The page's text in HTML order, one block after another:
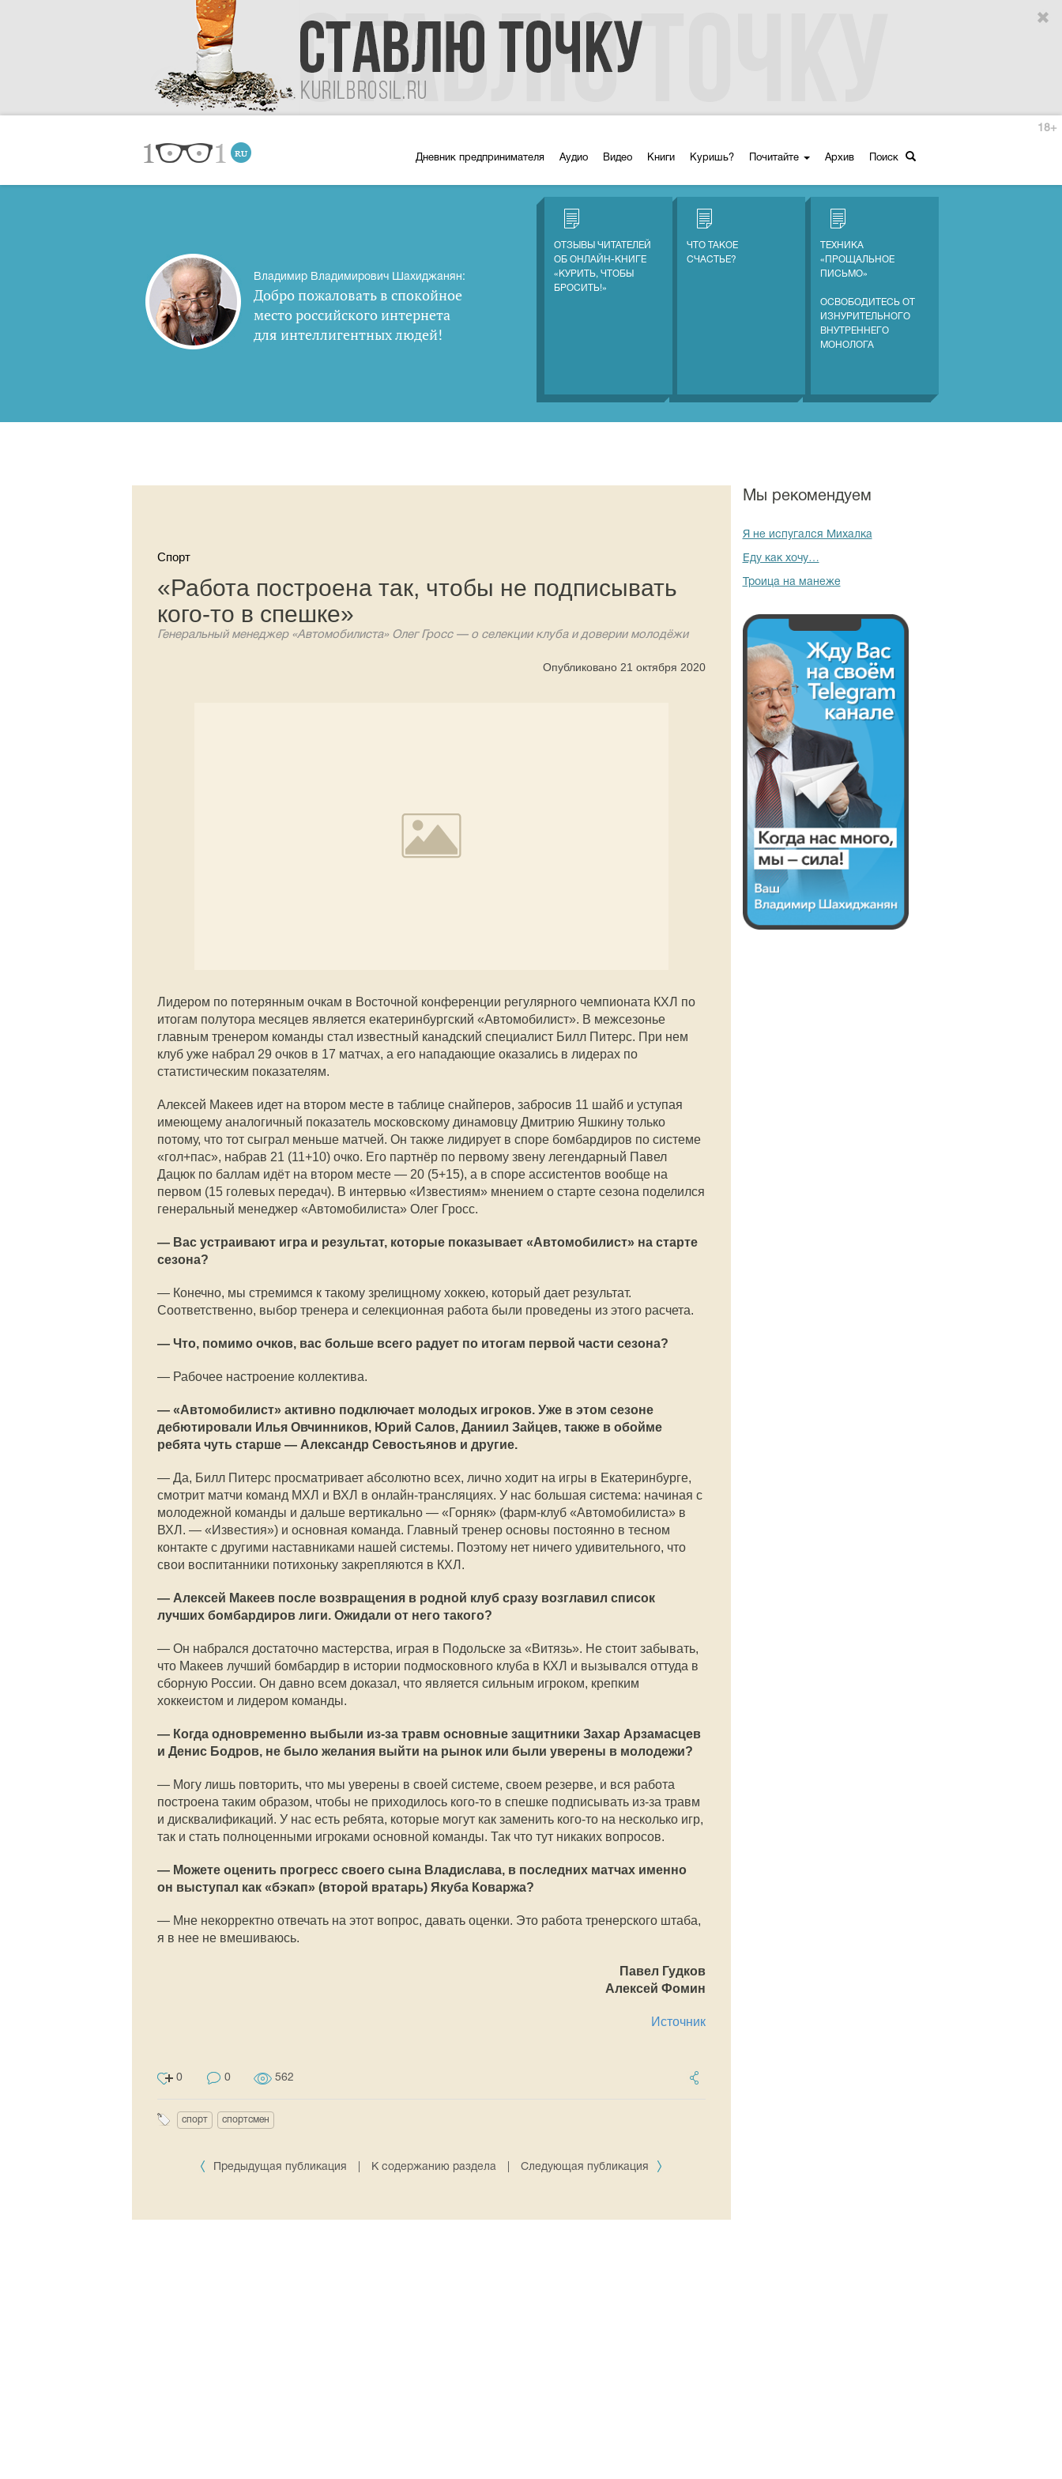
Дневник предпринимателя Аудио Видео Книги Куришь? Почитайте Архив Поиск
18+
Владимир Владимирович Шахиджанян:
Добро пожаловать в спокойное
место российского интернета
для интеллигентных людей!
ОТЗЫВЫ ЧИТАТЕЛЕЙ
ОБ ОНЛАЙН-КНИГЕ
«КУРИТЬ, ЧТОБЫ
БРОСИТЬ!»
ЧТО ТАКОЕ
СЧАСТЬЕ?
ТЕХНИКА
«ПРОЩАЛЬНОЕ
ПИСЬМО»
ОСВОБОДИТЕСЬ ОТ
ИЗНУРИТЕЛЬНОГО
ВНУТРЕННЕГО
МОНОЛОГА
Спорт
«Работа построена так, чтобы не подписывать
кого-то в спешке»
Генеральный менеджер «Автомобилиста» Олег Гросс — о селекции клуба и доверии молодёжи
Опубликовано 21 октября 2020
Лидером по потерянным очкам в Восточной конференции регулярного чемпионата КХЛ по
итогам полутора месяцев является екатеринбургский «Автомобилист». В межсезонье
главным тренером команды стал известный канадский специалист Билл Питерс. При нем
клуб уже набрал 29 очков в 17 матчах, а его нападающие оказались в лидерах по
статистическим показателям.
Алексей Макеев идет на втором месте в таблице снайперов, забросив 11 шайб и уступая
имеющему аналогичный показатель московскому динамовцу Дмитрию Яшкину только
потому, что тот сыграл меньше матчей. Он также лидирует в споре бомбардиров по системе
«гол+пас», набрав 21 (11+10) очко. Его партнёр по первому звену легендарный Павел
Дацюк по баллам идёт на втором месте — 20 (5+15), а в споре ассистентов вообще на
первом (15 голевых передач). В интервью «Известиям» мнением о старте сезона поделился
генеральный менеджер «Автомобилиста» Олег Гросс.
— Вас устраивают игра и результат, которые показывает «Автомобилист» на старте
сезона?
— Конечно, мы стремимся к такому зрелищному хоккею, который дает результат.
Соответственно, выбор тренера и селекционная работа были проведены из этого расчета.
— Что, помимо очков, вас больше всего радует по итогам первой части сезона?
— Рабочее настроение коллектива.
— «Автомобилист» активно подключает молодых игроков. Уже в этом сезоне
дебютировали Илья Овчинников, Юрий Салов, Даниил Зайцев, также в обойме
ребята чуть старше — Александр Севостьянов и другие.
— Да, Билл Питерс просматривает абсолютно всех, лично ходит на игры в Екатеринбурге,
смотрит матчи команд МХЛ и ВХЛ в онлайн-трансляциях. У нас большая система: начиная с
молодежной команды и дальше вертикально — «Горняк» (фарм-клуб «Автомобилиста» в
ВХЛ. — «Известия») и основная команда. Главный тренер основы постоянно в тесном
контакте с другими наставниками нашей системы. Поэтому нет ничего удивительного, что
свои воспитанники потихоньку закрепляются в КХЛ.
— Алексей Макеев после возвращения в родной клуб сразу возглавил список
лучших бомбардиров лиги. Ожидали от него такого?
— Он набрался достаточно мастерства, играя в Подольске за «Витязь». Не стоит забывать,
что Макеев лучший бомбардир в истории подмосковного клуба в КХЛ и вызывался оттуда в
сборную России. Он давно всем доказал, что является сильным игроком, крепким
хоккеистом и лидером команды.
— Когда одновременно выбыли из-за травм основные защитники Захар Арзамасцев
и Денис Бодров, не было желания выйти на рынок или были уверены в молодежи?
— Могу лишь повторить, что мы уверены в своей системе, своем резерве, и вся работа
построена таким образом, чтобы не приходилось кого-то в спешке подписывать из-за травм
и дисквалификаций. У нас есть ребята, которые могут как заменить кого-то на несколько игр,
так и стать полноценными игроками основной команды. Так что тут никаких вопросов.
— Можете оценить прогресс своего сына Владислава, в последних матчах именно
он выступал как «бэкап» (второй вратарь) Якуба Коваржа?
— Мне некорректно отвечать на этот вопрос, давать оценки. Это работа тренерского штаба,
я в нее не вмешиваюсь.
Павел Гудков
Алексей Фомин
Источник
0 0 562
спорт спортсмен
Предыдущая публикация К содержанию раздела Следующая публикация
Мы рекомендуем
Я не испугался Михалка
Еду как хочу…
Троица на манеже